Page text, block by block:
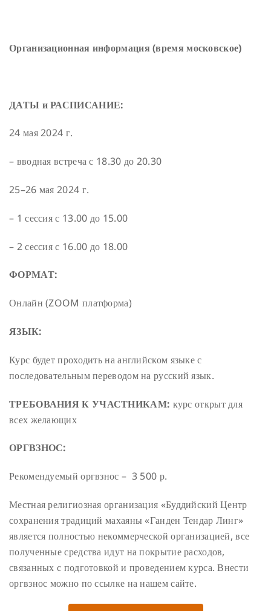
Организационная информация (время московское)
ДАТЫ и РАСПИСАНИЕ:
24 мая 2024 г.
– вводная встреча с 18.30 до 20.30
25–26 мая 2024 г.
– 1 сессия с 13.00 до 15.00
– 2 сессия с 16.00 до 18.00
ФОРМАТ:
Онлайн (ZOOM платформа)
ЯЗЫК:
Курс будет проходить на английском языке с
последовательным переводом на русский язык.
ТРЕБОВАНИЯ К УЧАСТНИКАМ: курс открыт для
всех желающих
ОРГВЗНОС:
Рекомендуемый оргвзнос – 3 500 р.
Местная религиозная организация «Буддийский Центр
сохранения традиций махаяны «Ганден Тендар Линг»
является полностью некоммерческой организацией, все
полученные средства идут на покрытие расходов,
связанных с подготовкой и проведением курса. Внести
оргвзнос можно по ссылке на нашем сайте.